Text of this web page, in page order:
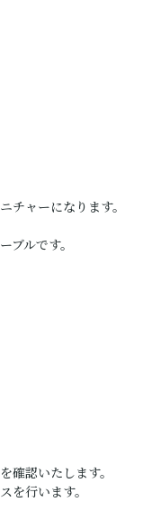
チャーになります。
ブルです。
認いたします。
行います。